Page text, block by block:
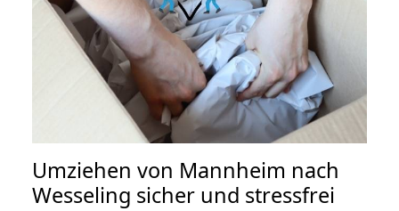
Umziehen von Mannheim nach
Wesseling sicher und stressfrei